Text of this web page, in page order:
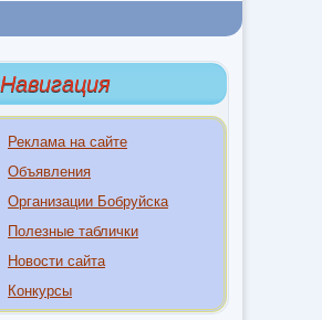
Навигация
Реклама на сайте
Объявления
Организации Бобруйска
Полезные таблички
Новости сайта
Конкурсы